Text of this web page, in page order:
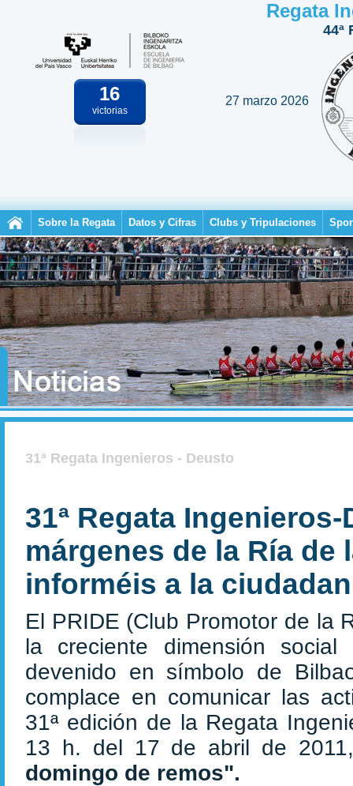
16
victorias
Regata
44ª
27 marzo 2026
Sobre la Regata Datos y Cifras Clubs y Tripulaciones
31ª Regata Ingenieros - Deusto
31ª Regata
márgenes de la Ría de
informéis a la
El PRIDE (Club Promotor de la
la creciente dimensión
devenido en símbolo de
complace en comunicar las
31ª edición de la Regata
13 h. del 17 de abril de
domingo de remos".